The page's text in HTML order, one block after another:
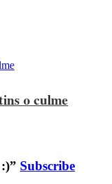
o culme
Subscribe